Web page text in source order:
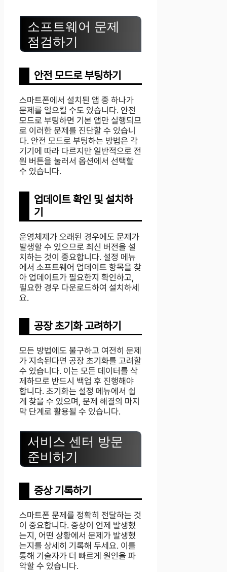
소프트웨어 문제
점검하기
안전 모드로 부팅하기
스마트폰에서 설치된 앱 중 하나가
문제를 일으킬 수도 있습니다. 안전
모드로 부팅하면 기본 앱만 실행되므
로 이러한 문제를 진단할 수 있습니
다. 안전 모드로 부팅하는 방법은 각
기기에 따라 다르지만 일반적으로 전
원 버튼을 눌러서 옵션에서 선택할
수 있습니다.
업데이트 확인 및 설치하
기
운영체제가 오래된 경우에도 문제가
발생할 수 있으므로 최신 버전을 설
치하는 것이 중요합니다. 설정 메뉴
에서 소프트웨어 업데이트 항목을 찾
아 업데이트가 필요한지 확인하고,
필요한 경우 다운로드하여 설치하세
요.
공장 초기화 고려하기
모든 방법에도 불구하고 여전히 문제
가 지속된다면 공장 초기화를 고려할
수 있습니다. 이는 모든 데이터를 삭
제하므로 반드시 백업 후 진행해야
합니다. 초기화는 설정 메뉴에서 쉽
게 찾을 수 있으며, 문제 해결의 마지
막 단계로 활용될 수 있습니다.
서비스 센터 방문
준비하기
증상 기록하기
스마트폰 문제를 정확히 전달하는 것
이 중요합니다. 증상이 언제 발생했
는지, 어떤 상황에서 문제가 발생했
는지를 상세히 기록해 두세요. 이를
통해 기술자가 더 빠르게 원인을 파
악할 수 있습니다.